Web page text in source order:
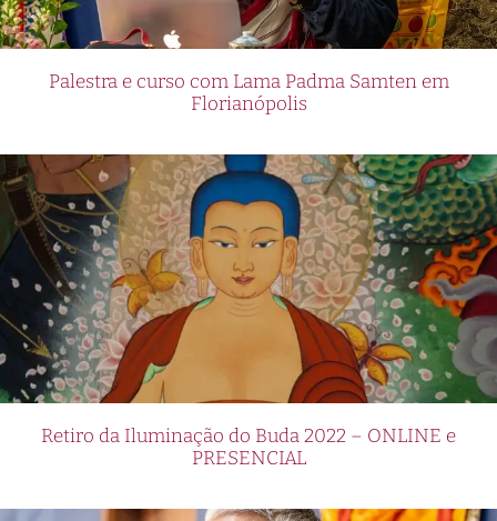
Palestra e curso com Lama Padma Samten em
Florianópolis
Retiro da Iluminação do Buda 2022 – ONLINE e
PRESENCIAL